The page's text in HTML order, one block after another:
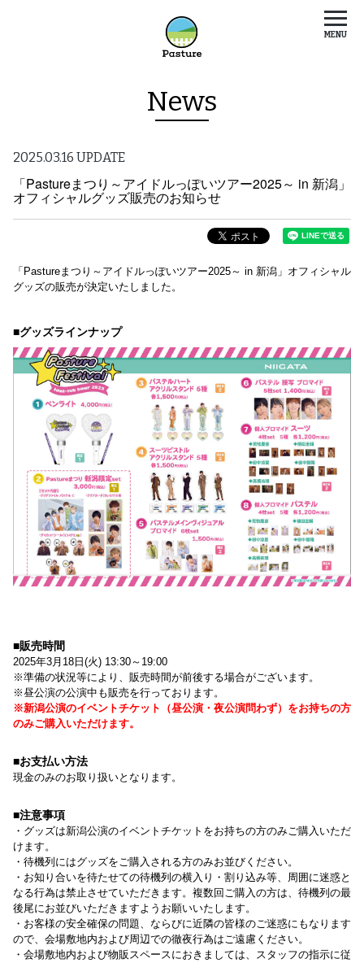
MENU
News
2025.03.16 UPDATE
「Pastureまつり～アイドルっぽいツアー2025～ in 新潟」
オフィシャルグッズ販売のお知らせ
「Pastureまつり～アイドルっぽいツアー2025～ in 新潟」オフィシャル
グッズの販売が決定いたしました。
■グッズラインナップ
■販売時間
2025年3月18日(火) 13:30～19:00
※準備の状況等により、販売時間が前後する場合がございます。
※昼公演の公演中も販売を行っております。
※新潟公演のイベントチケット（昼公演・夜公演問わず）をお持ちの方
のみご購入いただけます。
■お支払い方法
現金のみのお取り扱いとなります。
■注意事項
・グッズは新潟公演のイベントチケットをお持ちの方のみご購入いただ
けます。
・待機列にはグッズをご購入される方のみお並びください。
・お知り合いを待たせての待機列の横入り・割り込み等、周囲に迷惑と
なる行為は禁止させていただきます。複数回ご購入の方は、待機列の最
後尾にお並びいただきますようお願いいたします。
・お客様の安全確保の問題、ならびに近隣の皆様のご迷惑にもなります
ので、会場敷地内および周辺での徹夜行為はご遠慮ください。
・会場敷地内および物販スペースにおきましては、スタッフの指示に従